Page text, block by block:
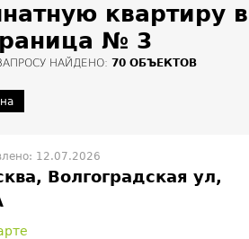
квартиру
№ 3
НАЙДЕНО: 70 ОБЪЕКТОВ
12.07.2026
Волгоградская ул,